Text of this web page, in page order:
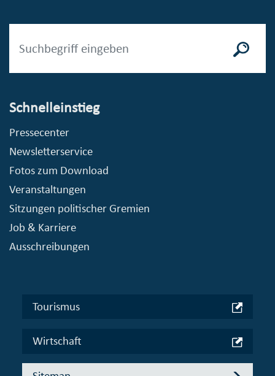
Schnelleinstieg
Pressecenter
Newsletterservice
Fotos zum Download
Veranstaltungen
Sitzungen politischer Gremien
Job & Karriere
Ausschreibungen
Tourismus
Wirtschaft